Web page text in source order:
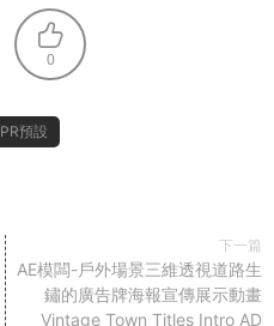
0
PR預設
下一篇
AE模闆-戶外場景三維透視道路生
鏽的廣告牌海報宣傳展示動畫
Vintage Town Titles Intro AD